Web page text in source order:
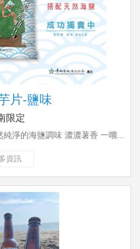
片-鹽味
限定
淨的海鹽調味 濃濃薯香 一嚐...
資訊